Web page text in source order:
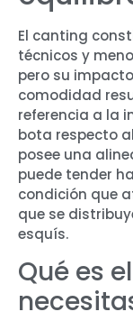
El canting
técnicos y
pero su
comodidad
referencia a la
bota respecto
posee una
puede tender
condición que
que se
esquís.
Qué es